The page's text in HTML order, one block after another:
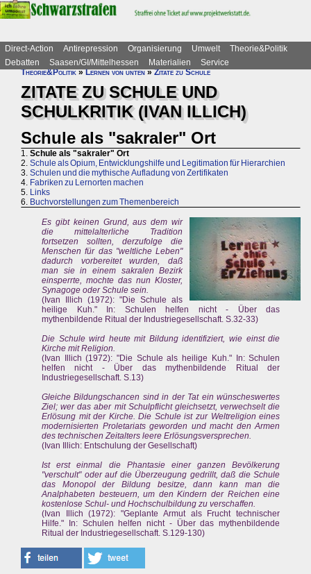
Direct-Action Antirepression Organisierung Umwelt
Theorie&Politik
Debatten
Saasen/GI/Mittelhessen Materialien
Service
Theorie&Politik»Lernen von unten»Zitate zu Schule
ZITATE ZU SCHULE UND
SCHULKRITIK (IVAN ILLICH)
Schule als "sakraler" Ort
1. Schule als "sakraler" Ort
2. Schule als Opium, Entwicklungshilfe und Legitimation für Hierarchien
3. Schulen und die mythische Aufladung von Zertifikaten
4. Fabriken zu Lernorten machen
5. Links
6. Buchvorstellungen zum Themenbereich
Es gibt keinen Grund, aus dem wir
die mittelalterliche Tradition
fortsetzen sollten, derzufolge die
Menschen für das "weltliche Leben"
dadurch vorbereitet wurden, daß
man sie in einem sakralen Bezirk
einsperrte, mochte das nun Kloster,
Synagoge oder Schule sein.
(Ivan Illich (1972): "Die Schule als
heilige Kuh." In: Schulen helfen nicht - Über das
mythenbildende Ritual der Industriegesellschaft. S.32-33)
Die Schule wird heute mit Bildung identifiziert, wie einst die
Kirche mit Religion.
(Ivan Illich (1972): "Die Schule als heilige Kuh." In: Schulen
helfen nicht - Über das mythenbildende Ritual der
Industriegesellschaft. S.13)
Gleiche Bildungschancen sind in der Tat ein wünscheswertes
Ziel; wer das aber mit Schulpflicht gleichsetzt, verwechselt die
Erlösung mit der Kirche. Die Schule ist zur Weltreligion eines
modernisierten Proletariats geworden und macht den Armen
des technischen Zeitalters leere Erlösungsversprechen.
(Ivan Illich: Entschulung der Gesellschaft)
Ist erst einmal die Phantasie einer ganzen Bevölkerung
"verschult" oder auf die Überzeugung gedrillt, daß die Schule
das Monopol der Bildung besitze, dann kann man die
Analphabeten besteuern, um den Kindern der Reichen eine
kostenlose Schul- und Hochschulbildung zu verschaffen.
(Ivan Illich (1972): "Geplante Armut als Frucht technischer
Hilfe." In: Schulen helfen nicht - Über das mythenbildende
Ritual der Industriegesellschaft. S.129-130)